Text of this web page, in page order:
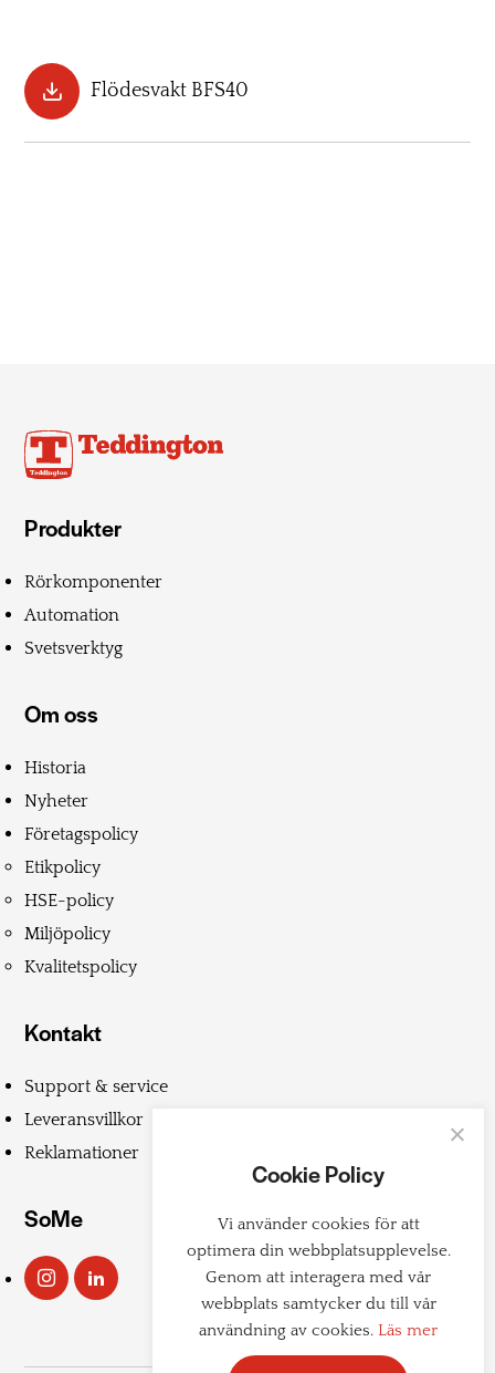
Flödesvakt BFS40
Produkter
Rörkomponenter
Automation
Svetsverktyg
Om oss
Historia
Nyheter
Företagspolicy
Etikpolicy
HSE-policy
Miljöpolicy
Kvalitetspolicy
Kontakt
Support & service
Leveransvillkor
Reklamationer
SoMe
Cookie Policy
Vi använder cookies för att
optimera din webbplatsupplevelse.
Genom att interagera med vår
webbplats samtycker du till vår
användning av cookies. Läs mer